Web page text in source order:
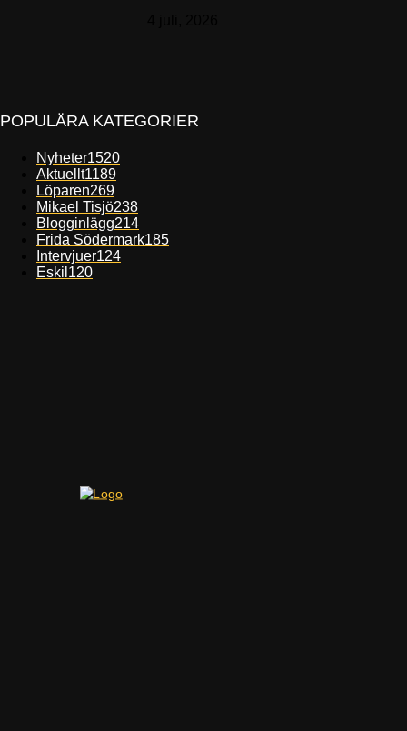
POPULÄRA KATEGORIER
Nyheter1520
Aktuellt1189
Löparen269
Mikael Tisjö238
Blogginlägg214
Frida Södermark185
Intervjuer124
Eskil 120